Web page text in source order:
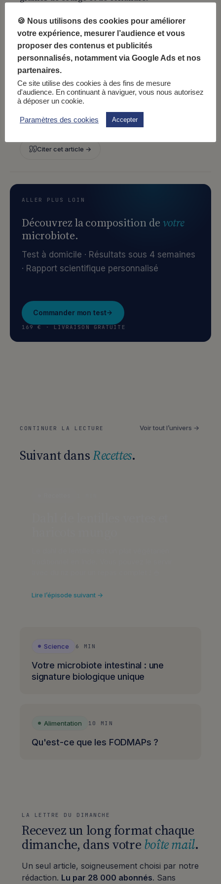
FIN DE L’ARTICLE · 8 JUIL 2022
Vous venez de lire
votre attention — c’est ce qui rend ce blog
possible.
Partager
Citer cet article →
ALLER PLUS LOIN
Découvrez la composition de votre
microbiote.
Test à domicile · Résultats sous 4 semaines
· Rapport scientifique personnalisé
Commander mon test
169 € · LIVRAISON GRATUITE
CONTINUER LA LECTURE Voir tout l’univers →
Suivant dansRecettes.
Lire l’épisode suivant →
Science 6 MIN
Votre microbiote intestinal : une
signature biologique unique
Alimentation 10 MIN
Qu'est-ce que les FODMAPs ?
LA LETTRE DU DIMANCHE
Recevez un long format chaque
dimanche, dans votreboîte mail.
Un seul article, soigneusement choisi par notre
rédaction. Lu par 28 000 abonnés. Sans
🍪 Nous utilisons des cookies pour améliorer
votre expérience, mesurer l’audience et vous
proposer des contenus et publicités
personnalisés, notamment via Google Ads et nos
partenaires.
Ce site utilise des cookies à des fins de mesure
d'audience. En continuant à naviguer, vous nous autorisez
à déposer un cookie.
Paramètres des cookies Accepter